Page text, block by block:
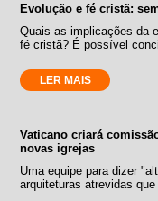
Evolução e fé cristã:
Quais as implicações da
fé cristã? É possível
LER MAIS
Vaticano criará
novas igrejas
Uma equipe para dizer
arquiteturas atrevidas